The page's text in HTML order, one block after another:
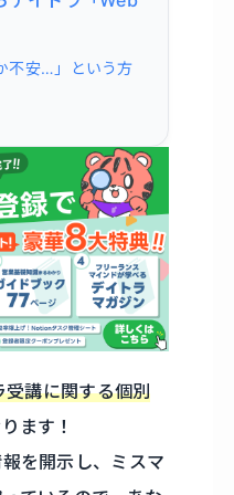
不安…」という方
受講に関する個別
ます！
を開示し、ミスマ